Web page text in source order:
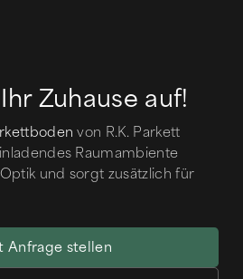
Zuhause auf!
von R.K. Parkett
Raumambiente
und sorgt zusätzlich für
Anfrage stellen